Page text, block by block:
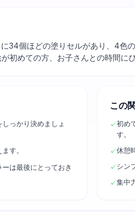
34個ほどの塗りセルがあり、4色
初めての方、お子さんとの時間にぴ
っかり決めましょ
す。
は最後にとっておき
この
✓初め
す。
✓休憩
✓シン
✓集中